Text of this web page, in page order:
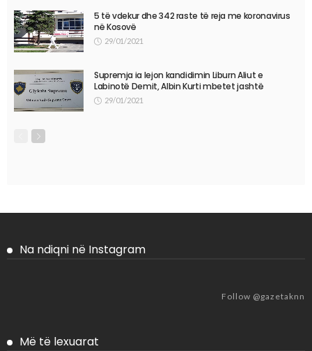
5 të vdekur dhe 342 raste të reja me koronavirus
në Kosovë
29/01/2021
Supremja ia lejon kandidimin Liburn Aliut e
Labinotë Demit, Albin Kurti mbetet jashtë
29/01/2021
Na ndiqni në Instagram
Follow @gazetaknn
Më të lexuarat